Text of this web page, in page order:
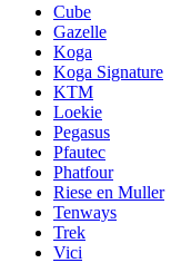
Cube
Gazelle
Koga
Koga Signature
KTM
Loekie
Pegasus
Pfautec
Phatfour
Riese en Muller
Tenways
Trek
Vici